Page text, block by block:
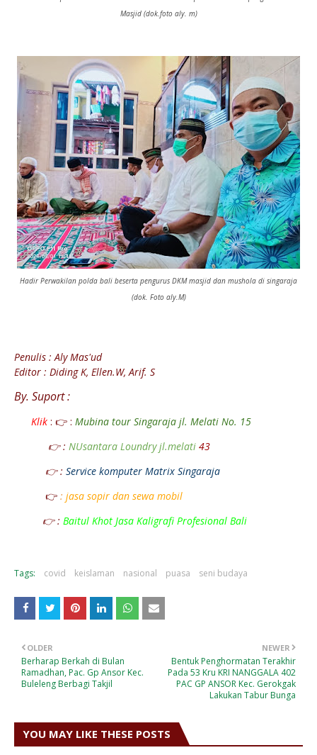
Masjid (dok.foto aly. m)
Hadir Perwakilan polda bali beserta pengurus DKM masjid dan mushola di singaraja
(dok. Foto aly.M)
Penulis : Aly Mas'ud
Editor : Diding K, Ellen.W,Arif. S
By. Suport :
Klik : 👉 : Mubina tour Singaraja jl. Melati No. 15
👉 : NUsantara Loundry jl.melati 43
👉 : Service komputer Matrix Singaraja
👉 : jasa sopir dan sewa mobil
👉 : Baitul Khot Jasa Kaligrafi Profesional Bali
Tags: covid keislaman nasional puasa seni budaya
NEWER
Bentuk Penghormatan Terakhir
Pada 53 Kru KRI NANGGALA 402
PAC GP ANSOR Kec. Gerokgak
Lakukan Tabur Bunga
OLDER
Berharap Berkah di Bulan
Ramadhan, Pac. Gp Ansor Kec.
Buleleng Berbagi Takjil
YOU MAY LIKE THESE POSTS